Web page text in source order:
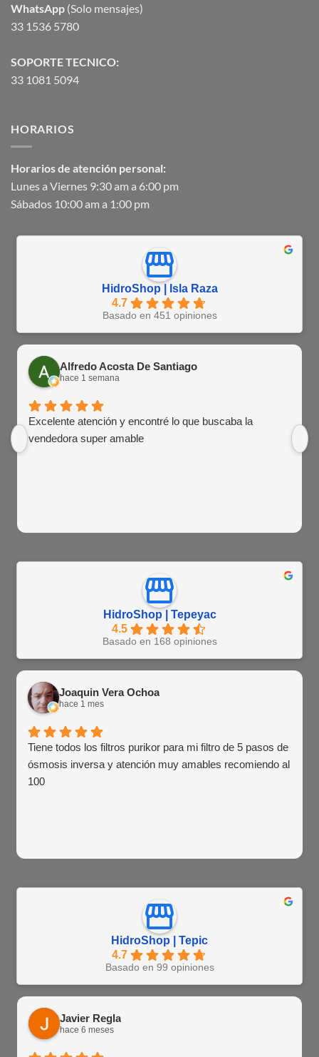
WhatsApp (Solo mensajes)
33 1536 5780
SOPORTE TECNICO:
33 1081 5094
HORARIOS
Horarios de atención personal:
Lunes a Viernes 9:30 am a 6:00 pm
Sábados 10:00 am a 1:00 pm
HidroShop | Isla Raza
4.7
Basado en 451 opiniones
Alfredo Acosta De Santiago
hace 1 semana
Excelente atención y encontré lo que buscaba la
vendedora super amable
HidroShop | Tepeyac
4.5
Basado en 168 opiniones
Joaquin Vera Ochoa
hace 1 mes
Tiene todos los filtros purikor para mi filtro de 5 pasos de
ósmosis inversa y atención muy amables recomiendo al
100
HidroShop | Tepic
4.7
Basado en 99 opiniones
Javier Regla
hace 6 meses